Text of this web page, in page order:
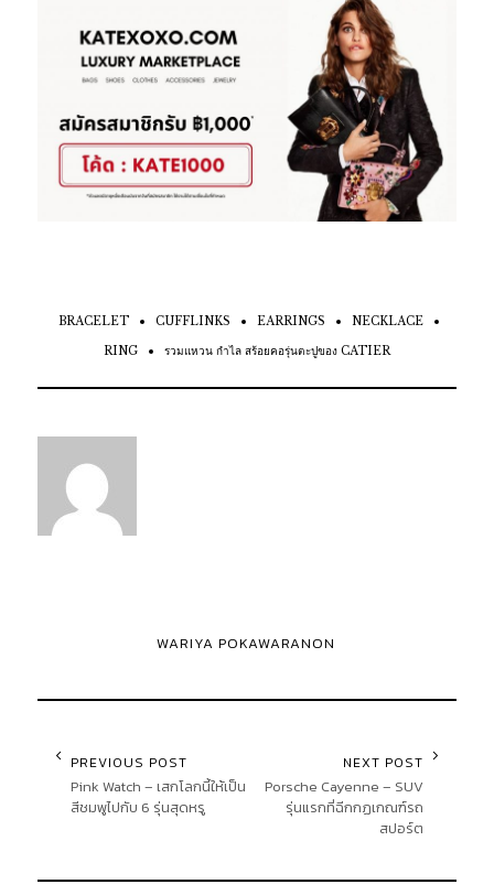
BRACELET CUFFLINKS EARRINGS NECKLACE
RING รวมแหวน กำไล สร้อยคอรุ่นตะปูของ CATIER
WARIYA POKAWARANON
PREVIOUS POST
Pink Watch – เสกโลกนี้ให้เป็น
สีชมพูไปกับ 6 รุ่นสุดหรู
NEXT POST
Porsche Cayenne – SUV
รุ่นแรกที่ฉีกกฏเกณฑ์รถ
สปอร์ต